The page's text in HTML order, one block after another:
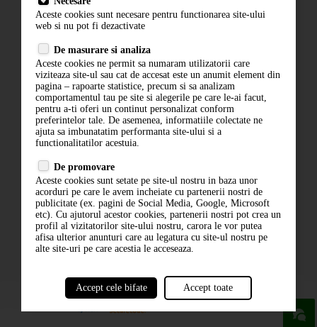
Contact
Politica de confidentialitate
ANPC
ABONARE LA NEWSLETTER
ABONARE
Aceste cookies sunt necesare pentru functionarea site-ului
web si nu pot fi dezactivate
De masurare si analiza
Aceste cookies ne permit sa numaram utilizatorii care
viziteaza site-ul sau cat de accesat este un anumit element din
pagina – rapoarte statistice, precum si sa analizam
comportamentul tau pe site si alegerile pe care le-ai facut,
pentru a-ti oferi un continut personalizat conform
preferintelor tale. De asemenea, informatiile colectate ne
ajuta sa imbunatatim performanta site-ului si a
functionalitatilor acestuia.
De promovare
Aceste cookies sunt setate pe site-ul nostru in baza unor
acorduri pe care le avem incheiate cu partenerii nostri de
publicitate (ex. pagini de Social Media, Google, Microsoft
etc). Cu ajutorul acestor cookies, partenerii nostri pot crea un
profil al vizitatorilor site-ului nostru, carora le vor putea
afisa ulterior anunturi care au legatura cu site-ul nostru pe
alte site-uri pe care acestia le acceseaza.
Accept cele bifate Accept toate